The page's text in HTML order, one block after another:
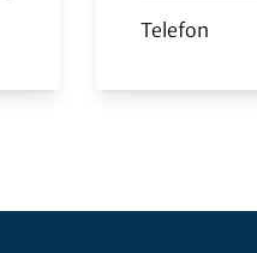
Telefon